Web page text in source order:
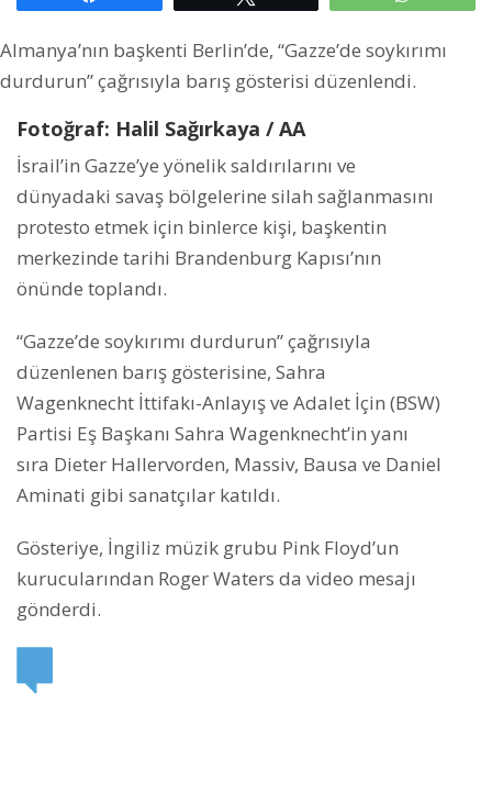
Almanya’nın başkenti Berlin’de, “Gazze’de soykırımı
durdurun” çağrısıyla barış gösterisi düzenlendi.
Fotoğraf: Halil Sağırkaya / AA
İsrail’in Gazze’ye yönelik saldırılarını ve
dünyadaki savaş bölgelerine silah sağlanmasını
protesto etmek için binlerce kişi, başkentin
merkezinde tarihi Brandenburg Kapısı’nın
önünde toplandı.
“Gazze’de soykırımı durdurun” çağrısıyla
düzenlenen barış gösterisine, Sahra
Wagenknecht İttifakı-Anlayış ve Adalet İçin (BSW)
Partisi Eş Başkanı Sahra Wagenknecht’in yanı
sıra Dieter Hallervorden, Massiv, Bausa ve Daniel
Aminati gibi sanatçılar katıldı.
Gösteriye, İngiliz müzik grubu Pink Floyd’un
kurucularından Roger Waters da video mesajı
gönderdi.